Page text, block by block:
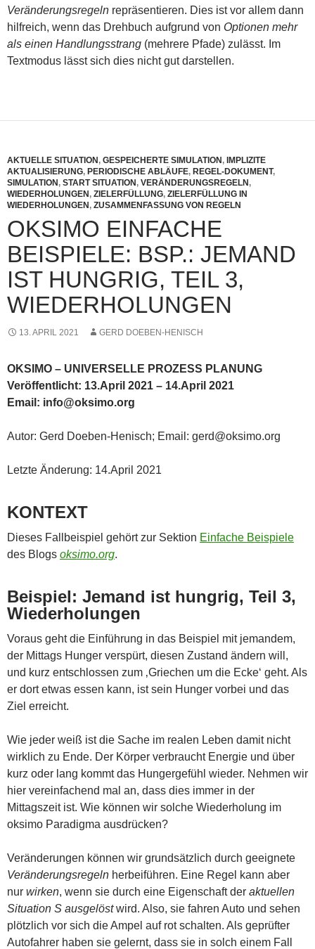
Veränderungsregeln repräsentieren. Dies ist vor allem dann
hilfreich, wenn das Drehbuch aufgrund von Optionen mehr
als einen Handlungsstrang (mehrere Pfade) zulässt. Im
Textmodus lässt sich dies nicht gut darstellen.
AKTUELLE SITUATION, GESPEICHERTE SIMULATION, IMPLIZITE
AKTUALISIERUNG, PERIODISCHE ABLÄUFE, REGEL-DOKUMENT,
SIMULATION, START SITUATION, VERÄNDERUNGSREGELN,
WIEDERHOLUNGEN, ZIELERFÜLLUNG, ZIELERFÜLLUNG IN
WIEDERHOLUNGEN, ZUSAMMENFASSUNG VON REGELN
OKSIMO EINFACHE
BEISPIELE: BSP.: JEMAND
IST HUNGRIG, TEIL 3,
WIEDERHOLUNGEN
13. APRIL 2021 GERD DOEBEN-HENISCH
OKSIMO – UNIVERSELLE PROZESS PLANUNG
Veröffentlicht: 13.April 2021 – 14.April 2021
Email: info@oksimo.org
Autor: Gerd Doeben-Henisch; Email: gerd@oksimo.org
Letzte Änderung: 14.April 2021
KONTEXT
Dieses Fallbeispiel gehört zur Sektion Einfache Beispiele
des Blogs oksimo.org.
Beispiel: Jemand ist hungrig, Teil 3,
Wiederholungen
Voraus geht die Einführung in das Beispiel mit jemandem,
der Mittags Hunger verspürt, diesen Zustand ändern will,
und kurz entschlossen zum ‚Griechen um die Ecke‘ geht. Als
er dort etwas essen kann, ist sein Hunger vorbei und das
Ziel erreicht.
Wie jeder weiß ist die Sache im realen Leben damit nicht
wirklich zu Ende. Der Körper verbraucht Energie und über
kurz oder lang kommt das Hungergefühl wieder. Nehmen wir
hier vereinfachend mal an, dass dies immer in der
Mittagszeit ist. Wie können wir solche Wiederholung im
oksimo Paradigma ausdrücken?
Veränderungen können wir grundsätzlich durch geeignete
Veränderungsregeln herbeiführen. Eine Regel kann aber
nur wirken, wenn sie durch eine Eigenschaft der aktuellen
Situation S ausgelöstwird. Also, sie fahren Auto und sehen
plötzlich vor sich die Ampel auf rot schalten. Als geprüfter
Autofahrer haben sie gelernt, dass sie in solch einem Fall